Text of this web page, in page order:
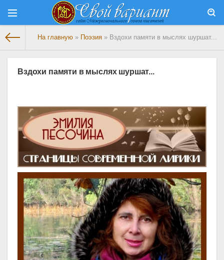
На главную » Поэзия » Вздохи памяти в мыслях шуршат...
Вздохи памяти в мыслях шуршат...